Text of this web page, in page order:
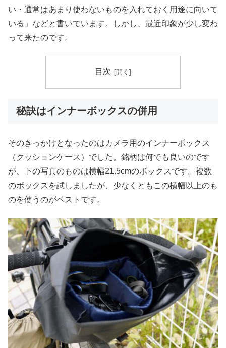
い・通常はあまり使わないものを入れておく用途に向いて
いる」などと書いています。しかし、最近印象が少し変わ
って来たのです。
目次
秘訣はインナーボックスの併用
そのきっかけとなったのはカメラ用のインナーボックス
（クッションケース）でした。銘柄は何でも良いのです
が、下の写真のものは横幅21.5cmのボックスです。複数
のボックスを試しましたが、少なくともこの横幅以上のも
のを使うのがベストです。